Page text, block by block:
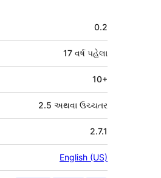
0.2
17 વર્ષપહેલા
10+
2.5 અથવા ઉચ્ચતર
2.7.1
English (US)